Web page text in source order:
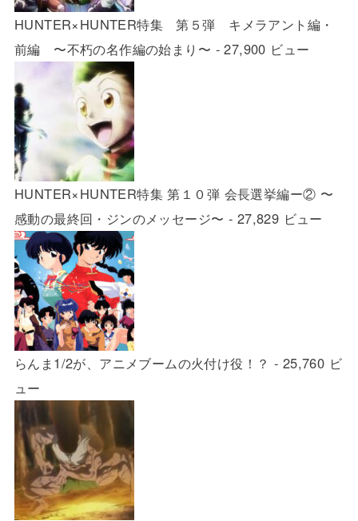
HUNTER×HUNTER特集 第５弾 キメラアント編・
前編 〜不朽の名作編の始まり〜 - 27,900 ビュー
HUNTER×HUNTER特集 第１０弾 会長選挙編ー② 〜
感動の最終回・ジンのメッセージ〜 - 27,829 ビュー
らんま1/2が、アニメブームの火付け役！？ - 25,760 ビ
ュー